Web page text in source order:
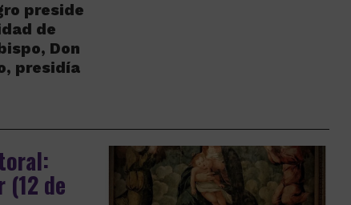
preside
de
Don
presidía
(12 de